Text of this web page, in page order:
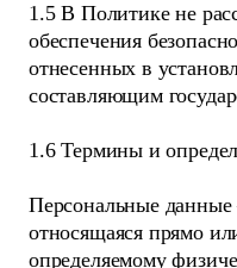
1.5 В Политике не
обеспечения
отнесенных в
составляющим
1.6 Термины и
Персональные
относящаяся прямо
определяемому